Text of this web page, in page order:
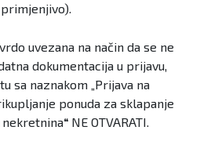
uvezana na način da se ne
dokumentacija u prijavu,
sa naznakom „Prijava na
ponuda za sklapanje
nekretnina“ NE OTVARATI.